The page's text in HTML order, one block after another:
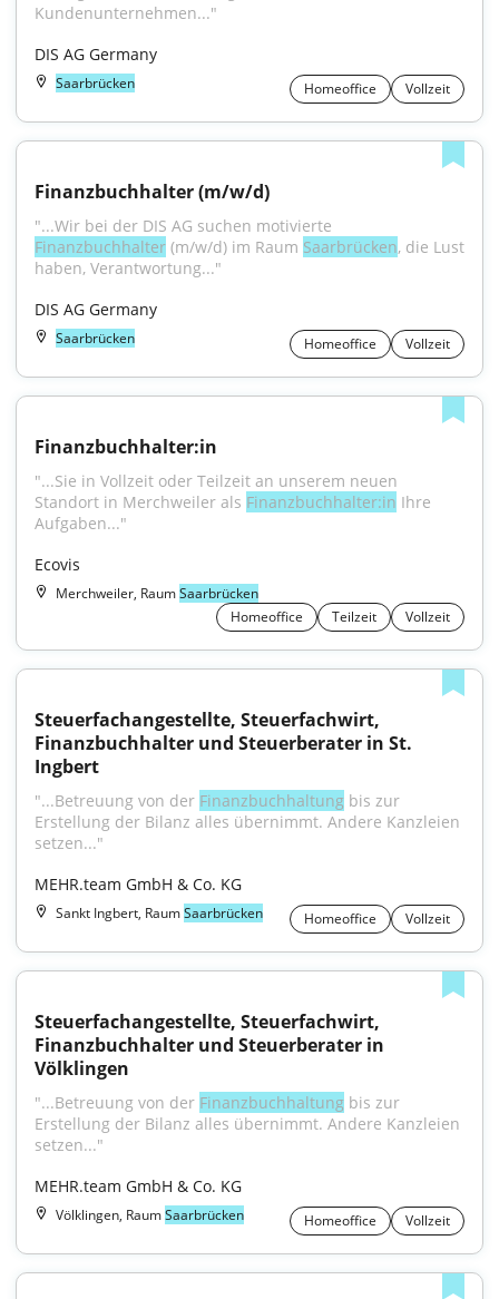
Kundenunternehmen..."
DIS AG Germany
Saarbrücken Homeoffice Vollzeit
Finanzbuchhalter (m/w/d)
Finanzbuchhalter (m/w/d) im Raum Saarbrücken, die Lust
haben, Verantwortung..."
DIS AG Germany
Saarbrücken Homeoffice Vollzeit
Finanzbuchhalter:in
"...Sie in Vollzeit oder Teilzeit an unserem neuen
Standort in Merchweiler als Finanzbuchhalter:in Ihre
Aufgaben..."
Ecovis
Merchweiler, RaumSaarbrücken
Homeoffice
Teilzeit Vollzeit
Steuerfachangestellte, Steuerfachwirt,
Finanzbuchhalter und Steuerberater in St.
Ingbert
"...Betreuung von der Finanzbuchhaltung bis zur
Erstellung der Bilanz alles übernimmt. Andere Kanzleien
setzen..."
MEHR.team GmbH & Co. KG
Sankt Ingbert, RaumSaarbrücken Homeoffice Vollzeit
Steuerfachangestellte, Steuerfachwirt,
Finanzbuchhalter und Steuerberater in
Völklingen
"...Betreuung von der Finanzbuchhaltung bis zur
Erstellung der Bilanz alles übernimmt. Andere Kanzleien
setzen..."
MEHR.team GmbH & Co. KG
Völklingen, RaumSaarbrücken Homeoffice Vollzeit